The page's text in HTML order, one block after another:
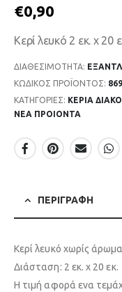
€0,90
Κερί λευκό 2 εκ. x 20
ΔΙΑΘΕΣΙΜΌΤΗΤΑ:
ΚΩΔΙΚΌΣ ΠΡΟΪΌΝΤΟΣ:
ΚΑΤΗΓΟΡΊΕΣ: ΚΕΡΙΑ
ΝΕΑ ΠΡΟΙΟΝΤΑ
ΠΕΡΙΓΡΑΦΉ
Κερί λευκό χωρίς άρωμα
Διάσταση: 2 εκ. x 20 εκ.
Η τιμή αφορά ενα